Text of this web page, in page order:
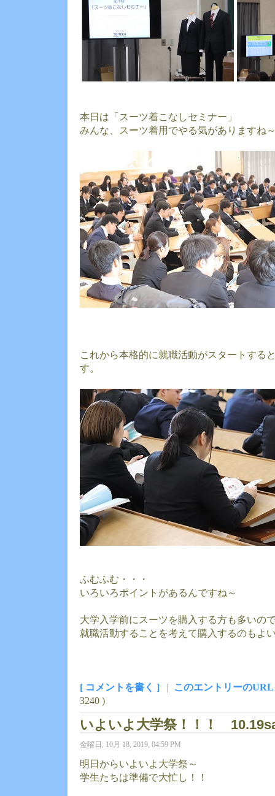
本日は「スーツ着こなしセミナー」
みんな、スーツ着用でやる気がありますね
これから本格的に就職活動がスタートする
す。
ふむふむ・・・
いろいろポイントがあるんですね～
大学入学前にスーツを購入する方も多いの
就職活動することを考えて購入するのもよ
[ コメントを書く ] | このエントリーのURL
3240 )
いよいよ大学祭！！！
金曜日, 10月 18, 2019, 04:59 PM
明日からいよいよ大学祭～
学生たちは準備で大忙し！！